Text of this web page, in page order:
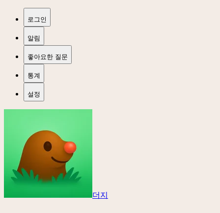
로그인
알림
좋아요한 질문
통계
설정
더지